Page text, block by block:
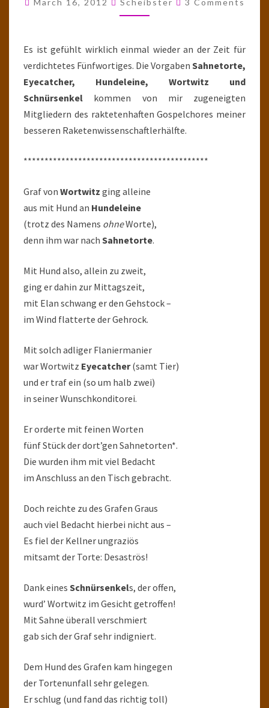
WORTWITZ
TORTE
March 16, 2012 Scheibster 3 Comments
Es ist gefühlt wirklich einmal wieder an der Zeit für
verdichtetes Fünfwortiges. Die Vorgaben Sahnetorte,
Eyecatcher, Hundeleine, Wortwitz und
Schnürsenkel kommen von mir zugeneigten
Mitgliedern des raktetenhaften Gospelchores meiner
besseren Raketenwissenschaftlerhälfte.
********************************************
Graf von Wortwitz ging alleine
aus mit Hund an Hundeleine
(trotz des Namens ohneWorte),
denn ihm war nach Sahnetorte.
Mit Hund also, allein zu zweit,
ging er dahin zur Mittagszeit,
mit Elan schwang er den Gehstock –
im Wind flatterte der Gehrock.
Mit solch adliger Flaniermanier
war Wortwitz Eyecatcher(samt Tier)
und er traf ein (so um halb zwei)
in seiner Wunschkonditorei.
Er orderte mit feinen Worten
fünf Stück der dort’gen Sahnetorten*.
Die wurden ihm mit viel Bedacht
im Anschluss an den Tisch gebracht.
Doch reichte zu des Grafen Graus
auch viel Bedacht hierbei nicht aus –
Es fiel der Kellner ungraziös
mitsamt der Torte: Desaströs!
Dank eines Schnürsenkels, der offen,
wurd’ Wortwitz im Gesicht getroffen!
Mit Sahne überall verschmiert
gab sich der Graf sehr indigniert.
Dem Hund des Grafen kam hingegen
der Tortenunfall sehr gelegen.
Er schlug (und fand das richtig toll)